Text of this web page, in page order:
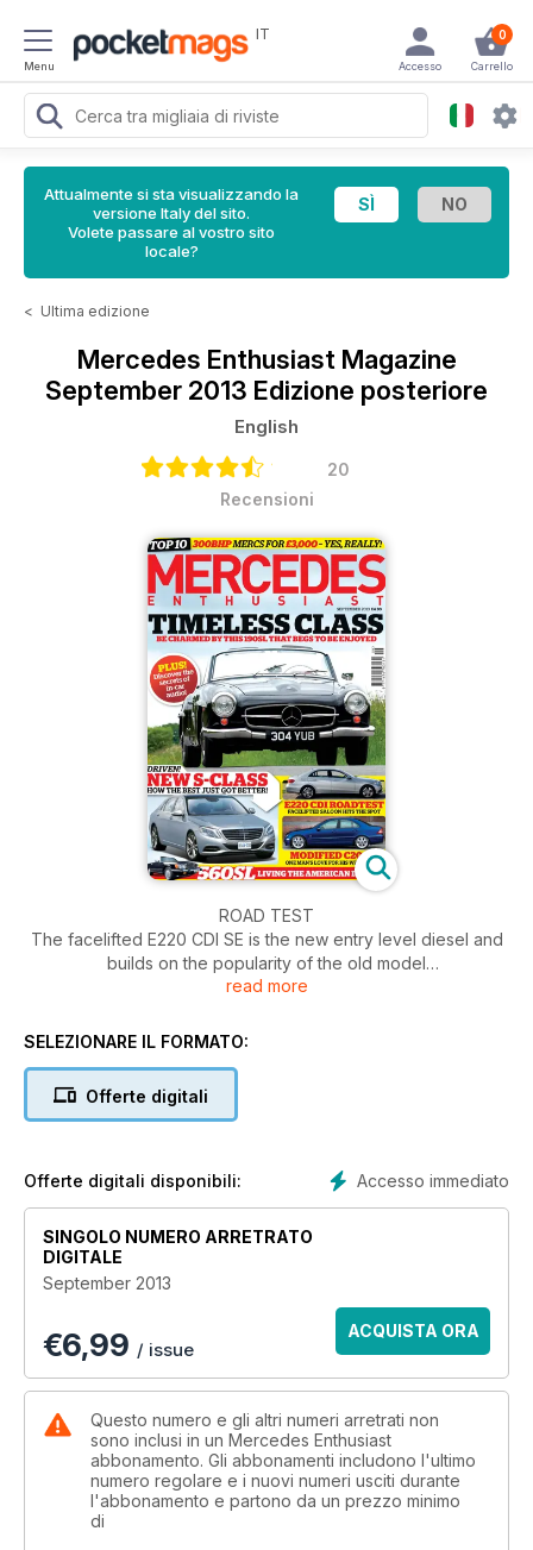
Menu
IT 0
Carrello
Accesso
Attualmente si sta visualizzando la
versione Italy del sito.
Volete passare al vostro sito
locale?
< Ultima edizione
Mercedes Enthusiast Magazine
September 2013 Edizione posteriore
English
20
Recensioni
ROAD TEST
The facelifted E220 CDI SE is the new entry level diesel and
builds on the popularity of the old model
Less is definitely more as we take this gorgeous 190SL and
read more
SELEZIONARE IL FORMATO:
Offerte digitali
Accesso immediato
Offerte digitali disponibili:
SINGOLO NUMERO ARRETRATO
DIGITALE
September 2013
€6,99 / issue
ACQUISTA ORA
Questo numero e gli altri numeri arretrati non
sono inclusi in un Mercedes Enthusiast
abbonamento. Gli abbonamenti includono l'ultimo
numero regolare e i nuovi numeri usciti durante
l'abbonamento e partono da un prezzo minimo
di